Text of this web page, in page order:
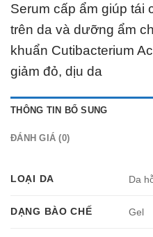
Serum cấp ẩm giúp tái
trên da và dưỡng ẩm
khuẩn Cutibacterium
giảm đỏ, dịu da
THÔNG TIN BỔ SUNG
ĐÁNH GIÁ (0)
LOẠI DA Da
DẠNG BÀO CHẾ Gel